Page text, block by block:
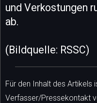
und Verkostungen
ab.
(Bildquelle: RSSC)
Für den Inhalt des Artikels
Verfasser/Pressekontakt